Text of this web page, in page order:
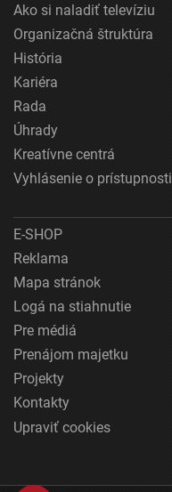
Ako si naladiť televíziu
Organizačná štruktúra
História
Kariéra
Rada
Úhrady
Kreatívne centrá
Vyhlásenie o prístupnosti
E-SHOP
Reklama
Mapa stránok
Logá na stiahnutie
Pre médiá
Prenájom majetku
Projekty
Kontakty
Upraviť cookies